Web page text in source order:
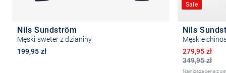
Nils Sundström
Męski sweter z dzianiny
199,95 zł
Sale
Nils
Męskie
349,95 zł
Obniżona
279,95 zł
Najniższa cena z